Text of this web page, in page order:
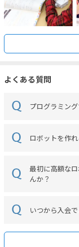
よくある質問
プログラミン
ロボットを作れ
最初に高額な
んか？
いつから入会